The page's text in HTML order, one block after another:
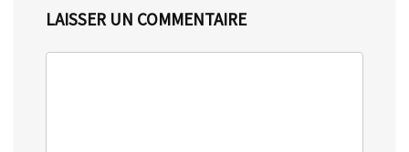
LAISSER UN COMMENTAIRE